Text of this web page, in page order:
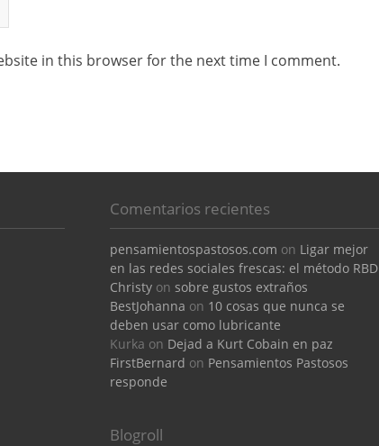
in this browser for the next time I comment.
Comentarios recientes
pensamientospastosos.com on Ligar mejor
en las redes sociales frescas: el método RBD
Christy on sobre gustos extraños
BestJohanna on 10 cosas que nunca se
deben usar como lubricante
Kurka on Dejad a Kurt Cobain en paz
FirstBernard on Pensamientos Pastosos
responde
Blogroll